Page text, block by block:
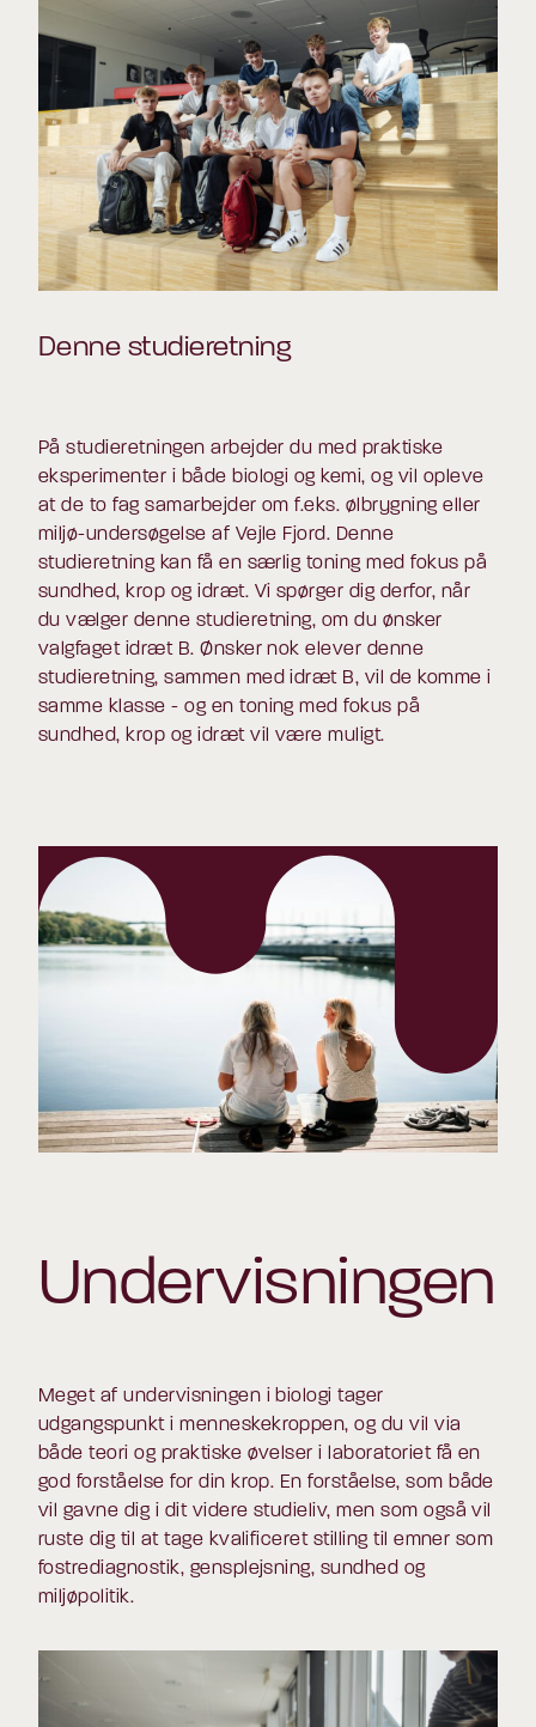
Denne studieretning
På studieretningen arbejder du med praktiske
eksperimenter i både biologi og kemi, og vil opleve
at de to fag samarbejder om f.eks. ølbrygning eller
miljø-undersøgelse af Vejle Fjord. Denne
studieretning kan få en særlig toning med fokus på
sundhed, krop og idræt. Vi spørger dig derfor, når
du vælger denne studieretning, om du ønsker
valgfaget idræt B. Ønsker nok elever denne
studieretning, sammen med idræt B, vil de komme i
samme klasse - og en toning med fokus på
sundhed, krop og idræt vil være muligt.
Undervisningen
Meget af undervisningen i biologi tager
udgangspunkt i menneskekroppen, og du vil via
både teori og praktiske øvelser i laboratoriet få en
god forståelse for din krop. En forståelse, som både
vil gavne dig i dit videre studieliv, men som også vil
ruste dig til at tage kvalificeret stilling til emner som
fostrediagnostik, gensplejsning, sundhed og
miljøpolitik.